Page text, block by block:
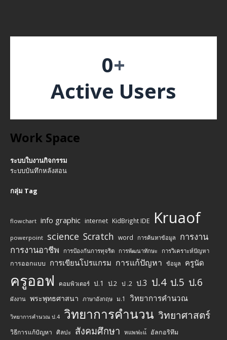
0+
Active Users
Work Space
ระบบใบงานกิจกรรม
ระบบบันทึกหลังสอน
กลุ่ม Tag
flowchart info graphic internet KidBright IDE Kruaof
powerpoint science Scratch word การค้นหาข้อมูล
การงาน
การงานอาชีพ
การป้องกันการทุจริต การพัฒนาทักษะ การวิเคราะห์ปัญหา
การออกแบบ การเขียนโปรแกรม การแก้ปัญหา ข้อมูล ครูนัด
ครูออฟ คอมพิวเตอร์ ป.1 ป.2 ป .2 ป.3 ป.4 ป.5 ป.6
ผังงาน พระพุทธศาสนา ภาษาอังกฤษ ม.1 วิทยาการคำนวณ
วิทยาการคำนวณ ป.4 วิทยาการคำนวน วิทยาศาสตร์
วิธีการแก้ปัญหา ศิลปะ สังคมศึกษา หแพฟะแ้ อัลกอริทึม